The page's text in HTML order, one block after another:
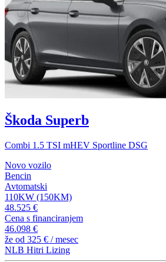
Škoda Superb
Combi 1.5 TSI mHEV Sportline DSG
Novo vozilo
Bencin
Avtomatski
110KW (150KM)
48.525 €
Cena s financiranjem
46.098 €
že od 325 € / mesec
NLB Hitri Lizing